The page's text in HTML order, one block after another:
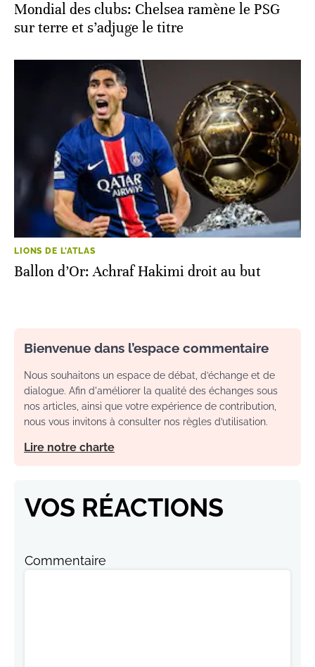
Mondial des clubs: Chelsea ramène le PSG
sur terre et s’adjuge le titre
LIONS DE L'ATLAS
Ballon d’Or: Achraf Hakimi droit au but
Bienvenue dans l’espace commentaire
Nous souhaitons un espace de débat, d’échange et de
dialogue. Afin d'améliorer la qualité des échanges sous
nos articles, ainsi que votre expérience de contribution,
nous vous invitons à consulter nos règles d’utilisation.
Lire notre charte
VOS RÉACTIONS
Commentaire